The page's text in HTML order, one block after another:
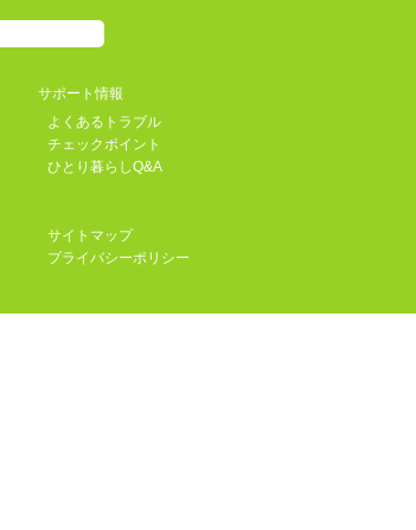
サポート情報
よくあるトラブル
チェックポイント
ひとり暮らしQ&A
サイトマップ
プライバシーポリシー